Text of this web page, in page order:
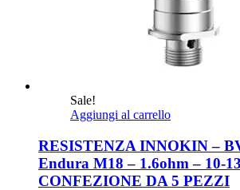
Sale!
Aggiungi al carrello
RESISTENZA INNOKIN –
Endura M18 – 1.6ohm – 10-
CONFEZIONE DA 5 PEZZI